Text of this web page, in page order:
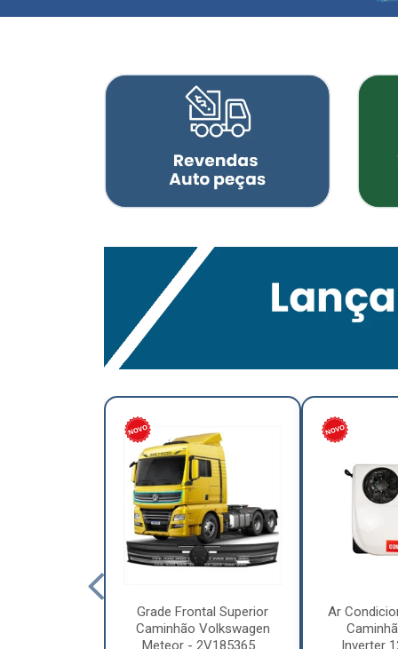
Grade Frontal Superior
Caminhão Volkswagen
Meteor - 2V185365...
Ar
Inverter